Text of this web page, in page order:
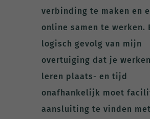
verbinding te maken en
online samen te werken.
logisch gevolg van mijn
overtuiging dat je
leren plaats- en tijd
onafhankelijk moet
aansluiting te vinden